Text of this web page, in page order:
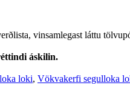
vinsamlegast láttu
áskilin.
loki, Vökvakerfi segulloka